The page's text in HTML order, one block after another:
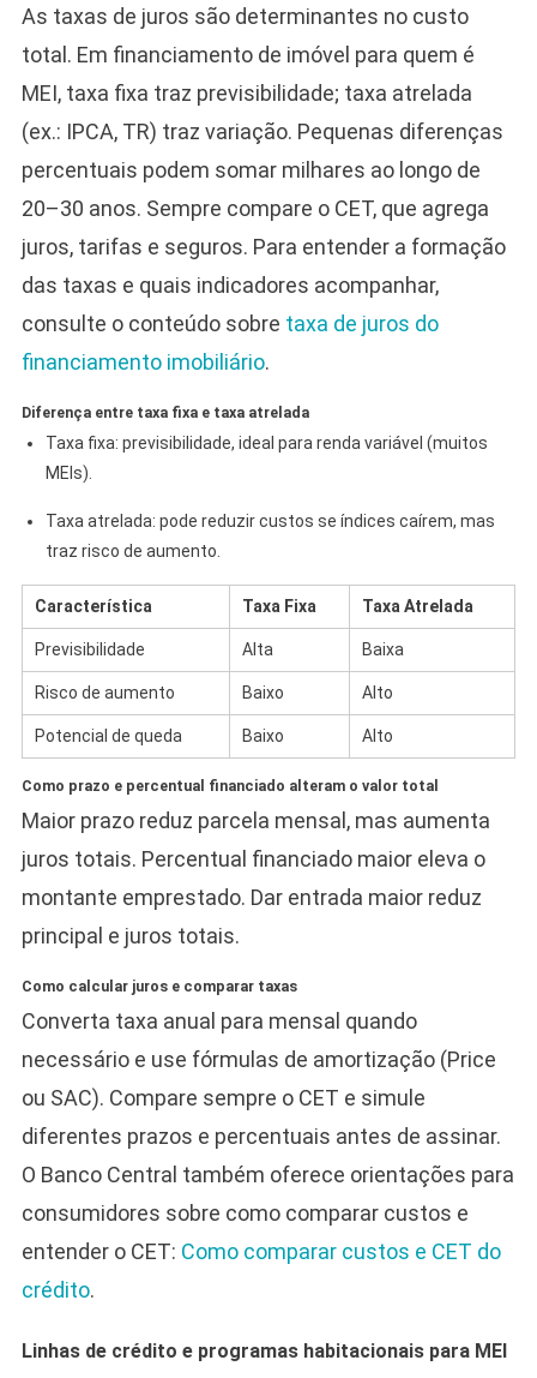
As taxas de juros são determinantes no custo
total. Em financiamento de imóvel para quem é
MEI, taxa fixa traz previsibilidade; taxa atrelada
(ex.: IPCA, TR) traz variação. Pequenas diferenças
percentuais podem somar milhares ao longo de
20–30 anos. Sempre compare o CET, que agrega
juros, tarifas e seguros. Para entender a formação
das taxas e quais indicadores acompanhar,
consulte o conteúdo sobre taxa de juros do
financiamento imobiliário.
Diferença entre taxa fixa e taxa atrelada
Taxa fixa: previsibilidade, ideal para renda variável (muitos
MEIs).
Taxa atrelada: pode reduzir custos se índices caírem, mas
traz risco de aumento.
Característica Taxa Fixa Taxa Atrelada
Previsibilidade Alta Baixa
Risco de aumento Baixo Alto
Potencial de queda Baixo Alto
Como prazo e percentual financiado alteram o valor total
Maior prazo reduz parcela mensal, mas aumenta
juros totais. Percentual financiado maior eleva o
montante emprestado. Dar entrada maior reduz
principal e juros totais.
Como calcular juros e comparar taxas
Converta taxa anual para mensal quando
necessário e use fórmulas de amortização (Price
ou SAC). Compare sempre o CET e simule
diferentes prazos e percentuais antes de assinar.
O Banco Central também oferece orientações para
consumidores sobre como comparar custos e
entender o CET: Como comparar custos e CET do
crédito.
Linhas de crédito e programas habitacionais para MEI